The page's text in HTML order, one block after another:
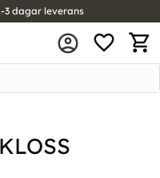
3 dagar leverans